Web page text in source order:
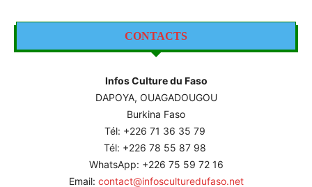
CONTACTS
Infos Culture du Faso
DAPOYA, OUAGADOUGOU
Burkina Faso
Tél: +226 71 36 35 79
Tél: +226 78 55 87 98
WhatsApp: +226 75 59 72 16
Email: contact@infosculturedufaso.net